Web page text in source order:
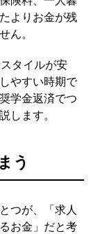
よりお金が残
ん。
タイルが安
やすい時期で
学金返済でつ
します。
う
つが、「求人
お金」だと考